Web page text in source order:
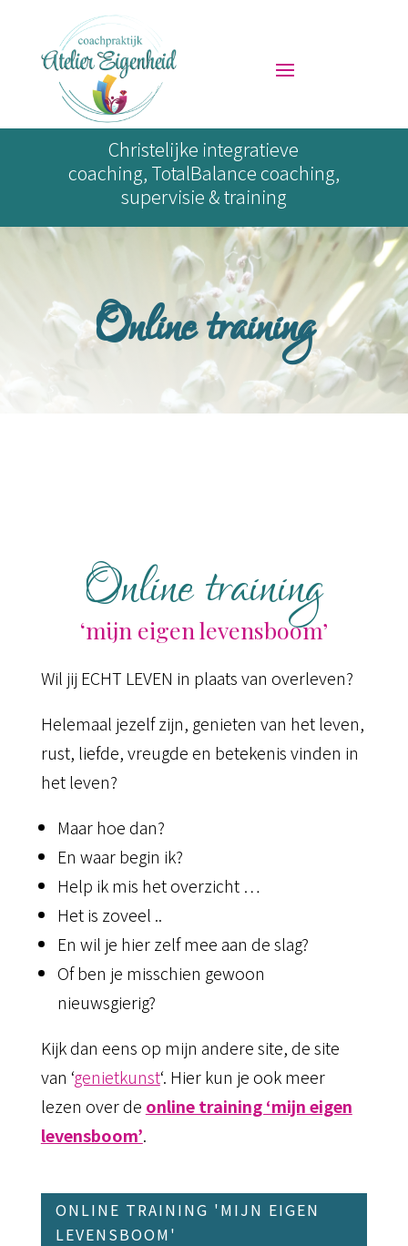
Christelijke integratieve
coaching, TotalBalance coaching,
supervisie & training
Online training
Online training
‘mijn eigen levensboom’
Wil jij ECHT LEVEN in plaats van overleven?
Helemaal jezelf zijn, genieten van het leven,
rust, liefde, vreugde en betekenis vinden in
het leven?
Maar hoe dan?
En waar begin ik?
Help ik mis het overzicht …
Het is zoveel ..
En wil je hier zelf mee aan de slag?
Of ben je misschien gewoon
nieuwsgierig?
Kijk dan eens op mijn andere site, de site
van ‘genietkunst‘. Hierkun je ook meer
lezen over de online training ‘mijn eigen
levensboom’.
ONLINE TRAINING 'MIJN EIGEN
LEVENSBOOM'